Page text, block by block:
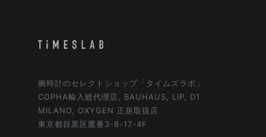
腕時計のセレクトショップ「タイムズラボ」
COPHA輸入総代理店, BAUHAUS, LIP, D1
MILANO, OXYGEN 正規取扱店
東京都目黒区鷹番3-8-17-4F